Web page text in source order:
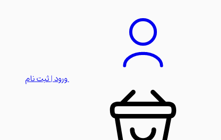
ورود | ثبت نام